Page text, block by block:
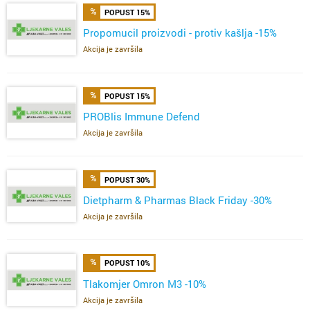
POPUST 15%
Propomucil proizvodi - protiv kašlja -15%
Akcija je završila
POPUST 15%
PROBlis Immune Defend
Akcija je završila
POPUST 30%
Dietpharm & Pharmas Black Friday -30%
Akcija je završila
POPUST 10%
Tlakomjer Omron M3 -10%
Akcija je završila